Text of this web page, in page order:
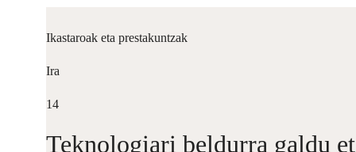
Ikastaroak eta prestakuntzak
Ira
14
Teknologiari beldurra galdu